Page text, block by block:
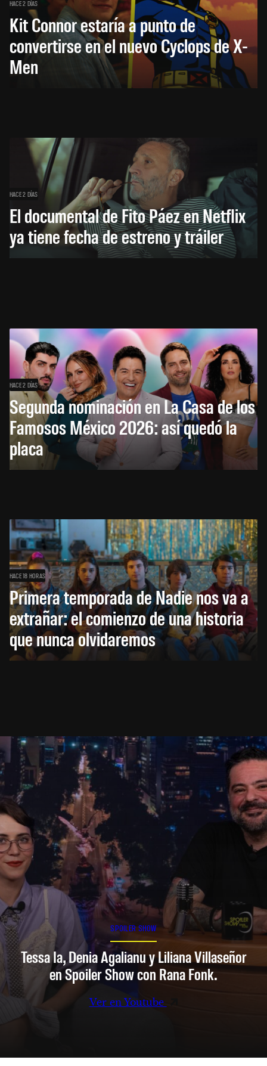
HACE 2 DÍAS
Kit Connor estaría a punto de
convertirse en el nuevo Cyclops de X-
Men
HACE 2 DÍAS
El documental de Fito Páez en Netflix
ya tiene fecha de estreno y tráiler
HACE 2 DÍAS
Segunda nominación en La Casa de los
Famosos México 2026: así quedó la
placa
HACE 18 HORAS
Primera temporada de Nadie nos va a
extrañar: el comienzo de una historia
que nunca olvidaremos
SPOILER SHOW
Tessa Ia, Denia Agalianu y Liliana Villaseñor
en Spoiler Show con Rana Fonk.
Ver en Youtube